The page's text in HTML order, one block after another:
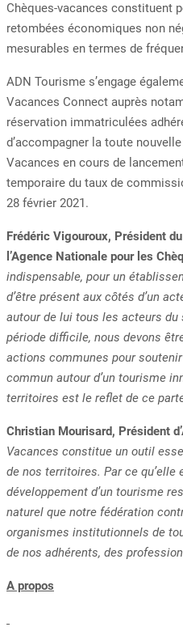
Chèques-vacances constituent
retombées économiques non
mesurables en termes de
ADN Tourisme s’engage
Vacances Connect auprès
réservation immatriculées
d’accompagner la toute
Vacances en cours de
temporaire du taux de
28 février 2021.
Frédéric Vigouroux, Président
l’Agence Nationale pour les
indispensable, pour un
d’être présent aux côtés d’un
autour de lui tous les acteurs
période difficile, nous devons
actions communes pour
commun autour d’un tourisme
territoires est le reflet de ce
Christian Mourisard, Président
Vacances constitue un outil
de nos territoires. Par ce qu’elle
développement d’un tourisme
naturel que notre fédération
organismes institutionnels de
de nos adhérents, des
A propos